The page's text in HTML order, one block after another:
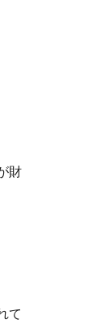
財
て